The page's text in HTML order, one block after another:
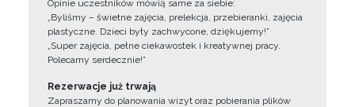
Opinie uczestników mówią same za siebie:
„Byliśmy – świetne zajęcia, prelekcja, przebieranki, zajęcia
plastyczne. Dzieci były zachwycone, dziękujemy!”
„Super zajęcia, pełne ciekawostek i kreatywnej pracy.
Polecamy serdecznie!”
Rezerwacje już trwają
Zapraszamy do planowania wizyt oraz pobierania plików